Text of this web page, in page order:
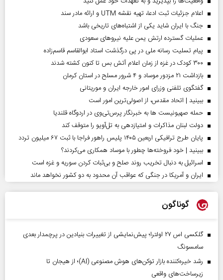
اعلام جزئیات ثبت ادعا، تهیه نقشه UTM و ارائه مادر سند
جنگ با ایران شاید یکی از اشتباه‌های تاریخی باشد
عملیات گسترده ارتش یمن علیه نیروهای سعودی
پیام تسلیت رسانه ملی در پی درگذشت استاد ابوالقاسم قاسم‌زاده
۳۰۰ کودک در غزه از زمان اعلام آتش بس تا کنون کشته شدند
بازداشت ۲۱ مزدور موساد و ۴ شرور مسلح در استان کرمان
گفتگوی تلفنی وزرای امور خارجه ایران و موریتانی
ببینید | اتحاد مقدس، از اصولی‌ترین امور است
حمله صهیونیست ها به خبرنگار پرس‌تی‌وی در اردوگاه قلندیا
دولت لبنان مذاکرات و امتیازدهی به تل‌آویو را متوقف کند
پایان طرح ترافیکی اربعین ۱۴۰۵ پلیس راهور فراجا با ثبت ۶۷ میلیون تردد
ببینید | خود فروخته‌ها چطور با موساد همکاری می‌کردند؟
اسرائیل به دنبال تخریب روند صلح و بی‌ثبات کردن سوریه و غزه است
ایران و آمریکا در جنگی که عواقب آن محدود به دو کشور نخواهد ماند
گوناگون
گلکسی اس ۲۷ اولترا؛ پیش‌نمایشی از تغییرات بنیادین در پرچمدار بعدی
سامسونگ
رشد خیره‌کننده بازار توکن‌های هوش مصنوعی (AI)؛ از هیجان تا
زیرساخت‌های واقعی